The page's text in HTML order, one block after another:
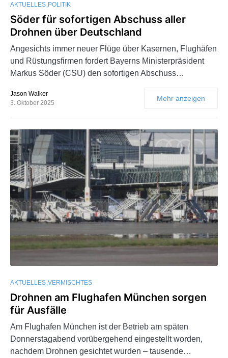
AKTUELLES POLITIK
Söder für sofortigen Abschuss aller
Drohnen über Deutschland
Angesichts immer neuer Flüge über Kasernen, Flughäfen
und Rüstungsfirmen fordert Bayerns Ministerpräsident
Markus Söder (CSU) den sofortigen Abschuss…
Jason Walker
3. Oktober 2025
Mehr anzeigen
AKTUELLES VERMISCHTES
Drohnen am Flughafen München sorgen
für Ausfälle
Am Flughafen München ist der Betrieb am späten
Donnerstagabend vorübergehend eingestellt worden,
nachdem Drohnen gesichtet wurden – tausende…